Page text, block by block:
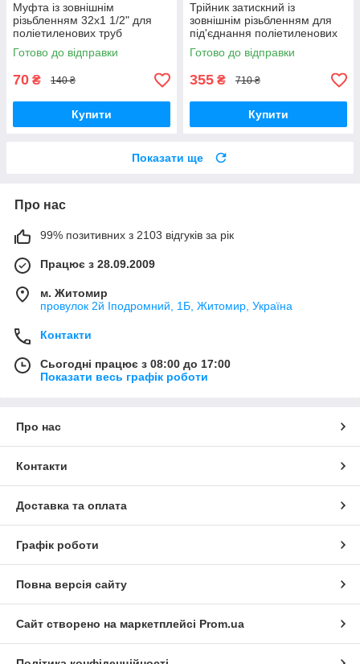
Муфта із зовнішнім
різьбленням 32х1 1/2" для
поліетиленових труб
компресійне з'єднання PN16
Готово до відправки
70 ₴ 140 ₴
Купити
Трійник затискний із
зовнішнім різьбленням для
під'єднання поліетиленових
труб 50х2"х50
поліпропіленовий PN 16
Готово до відправки
355 ₴ 710 ₴
Купити
Показати ще
Про нас
99% позитивних з 2103 відгуків за рік
Працює з 28.09.2009
м. Житомир
провулок 2й Іподромний, 1Б, Житомир, Україна
Контакти
Сьогодні працює з 08:00 до 17:00
Показати весь графік роботи
Про нас
Контакти
Доставка та оплата
Графік роботи
Повна версія сайту
Сайт створено на маркетплейсі Prom.ua